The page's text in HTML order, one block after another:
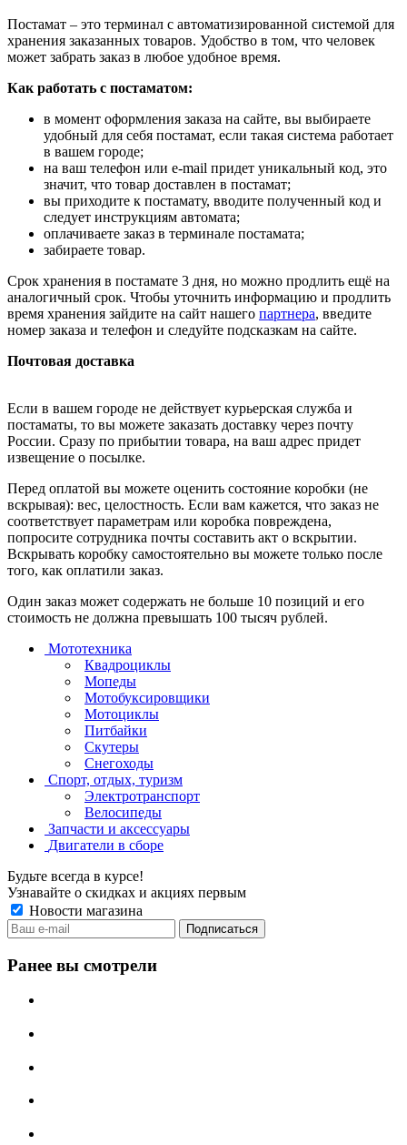
Постамат – это терминал с автоматизированной системой для
хранения заказанных товаров. Удобство в том, что человек
может забрать заказ в любое удобное время.
Как работать с постаматом:
в момент оформления заказа на сайте, вы выбираете
удобный для себя постамат, если такая система работает
в вашем городе;
на ваш телефон или e-mail придет уникальный код, это
значит, что товар доставлен в постамат;
вы приходите к постамату, вводите полученный код и
следует инструкциям автомата;
оплачиваете заказ в терминале постамата;
забираете товар.
Срок хранения в постамате 3 дня, но можно продлить ещё на
аналогичный срок. Чтобы уточнить информацию и продлить
время хранения зайдите на сайт нашего партнера, введите
номер заказа и телефон и следуйте подсказкам на сайте.
Почтовая доставка
Если в вашем городе не действует курьерская служба и
постаматы, то вы можете заказать доставку через почту
России. Сразу по прибытии товара, на ваш адрес придет
извещение о посылке.
Перед оплатой вы можете оценить состояние коробки (не
вскрывая): вес, целостность. Если вам кажется, что заказ не
соответствует параметрам или коробка повреждена,
попросите сотрудника почты составить акт о вскрытии.
Вскрывать коробку самостоятельно вы можете только после
того, как оплатили заказ.
Один заказ может содержать не больше 10 позиций и его
стоимость не должна превышать 100 тысяч рублей.
Мототехника
Квадроциклы
Мопеды
Мотобуксировщики
Мотоциклы
Питбайки
Скутеры
Снегоходы
Спорт, отдых, туризм
Электротранспорт
Велосипеды
Запчасти и аксессуары
Двигатели в сборе
Будьте всегда в курсе!
Узнавайте о скидках и акциях первым
Новости магазина
Ранее вы смотрели